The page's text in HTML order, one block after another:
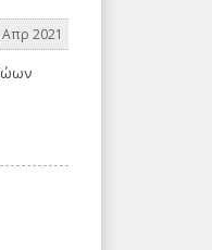
Απρ 2021